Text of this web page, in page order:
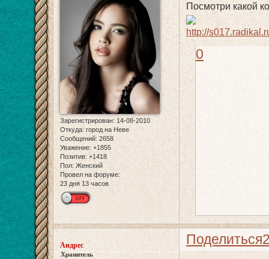
Зарегистрирован: 14-08-2010
Откуда: город на Неве
Сообщений: 2658
Уважение: +1855
Позитив: +1418
Пол: Женский
Провел на форуме:
23 дня 13 часов
Посмотри какой
0
Поделиться
Андрес
Хранитель